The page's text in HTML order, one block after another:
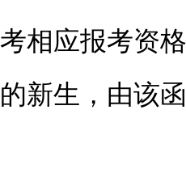
相应报考资
新生，由该